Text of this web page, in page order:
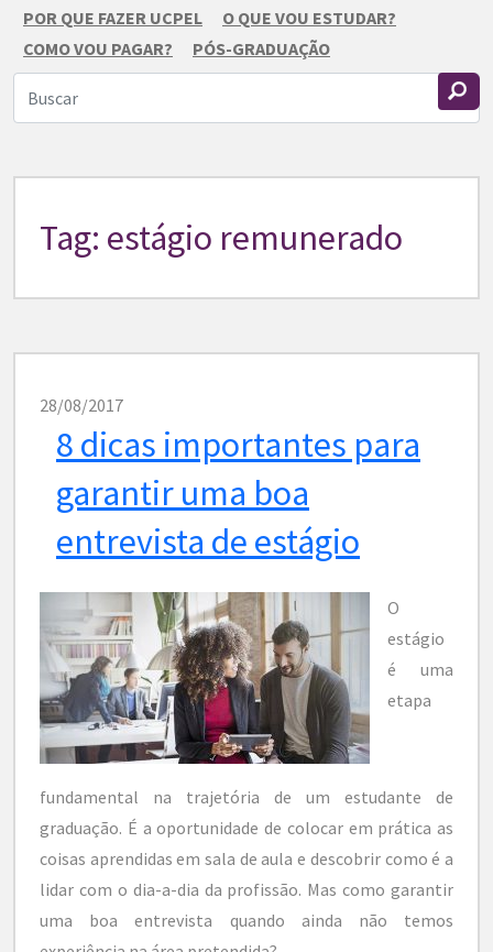
POR QUE FAZER UCPEL
O QUE VOU ESTUDAR?
COMO VOU PAGAR?
PÓS-GRADUAÇÃO
Tag: estágio remunerado
28/08/2017
8 dicas importantes para
garantir uma boa
entrevista de estágio
O
estágio
é uma
etapa
fundamental na trajetória de um estudante de
graduação. É a oportunidade de colocar em prática as
coisas aprendidas em sala de aula e descobrir como é a
lidar com o dia-a-dia da profissão. Mas como garantir
uma boa entrevista quando ainda não temos